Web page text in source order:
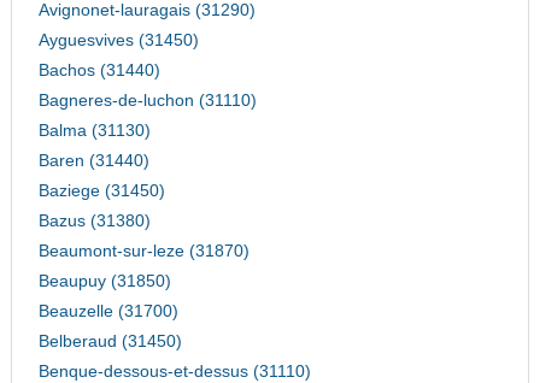
Avignonet-lauragais (31290)
Ayguesvives (31450)
Bachos (31440)
Bagneres-de-luchon (31110)
Balma (31130)
Baren (31440)
Baziege (31450)
Bazus (31380)
Beaumont-sur-leze (31870)
Beaupuy (31850)
Beauzelle (31700)
Belberaud (31450)
Benque-dessous-et-dessus (31110)